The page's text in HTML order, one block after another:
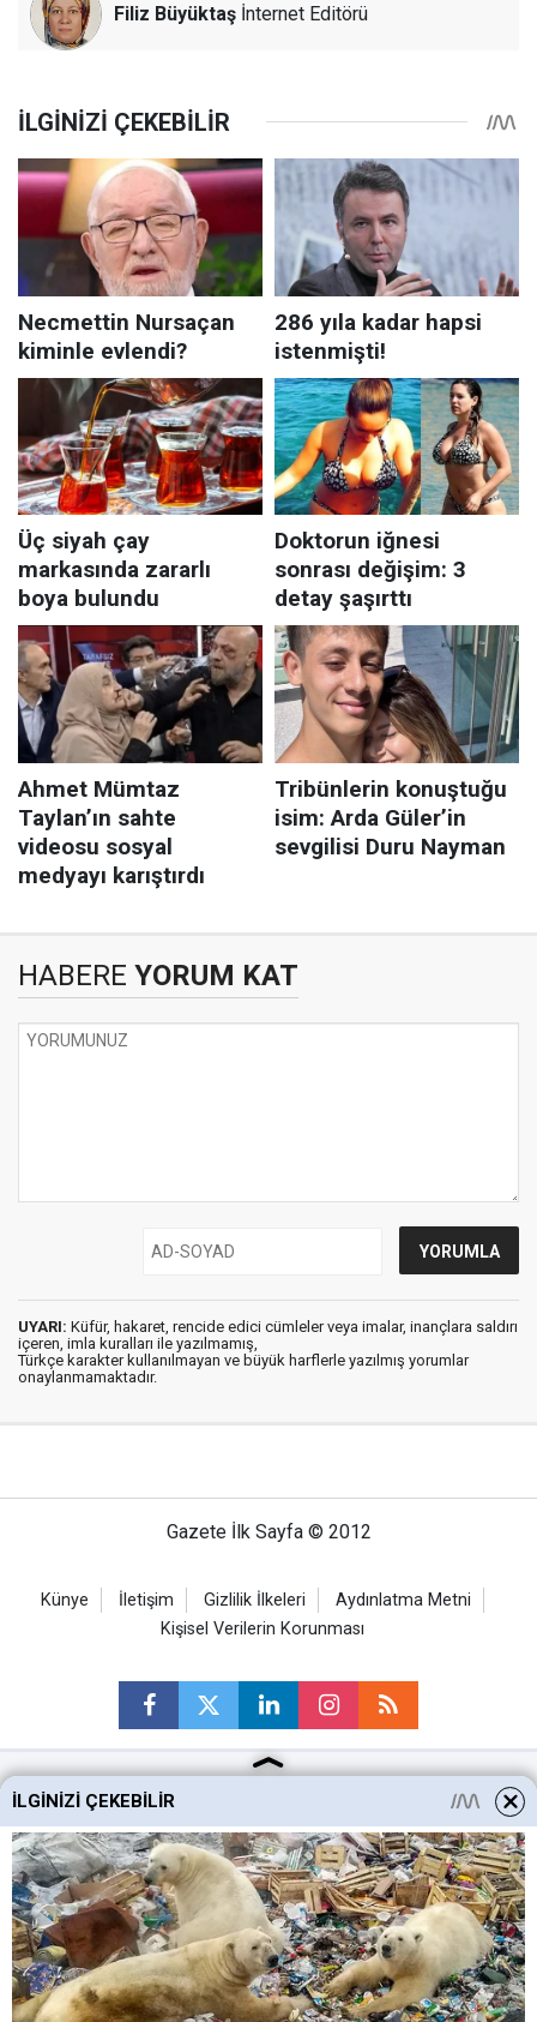
Filiz Büyüktaş İnternet Editörü
HABERE YORUM KAT
UYARI: Küfür, hakaret, rencide edici cümleler veya imalar, inançlara saldırı
içeren, imla kuralları ile yazılmamış,
Türkçe karakter kullanılmayan ve büyük harflerle yazılmış yorumlar
onaylanmamaktadır.
Gazete İlk Sayfa © 2012
Künye İletişim Gizlilik İlkeleri
Aydınlatma Metni
Kişisel Verilerin Korunması
Ankara Haberleri
Keçiören Haberleri
Altındağ Haberleri
Sincan Haberleri
Mamak Haberleri
İLGINIZI ÇEKEBILIR